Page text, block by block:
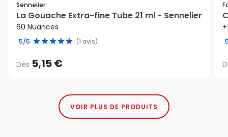
Sennelier
La Gouache Extra-fine Tube 21 ml - Sennelier
60 Nuances
5/5 (1 avis)
Dès 5,15 €
VOIR PLUS DE PRODUITS